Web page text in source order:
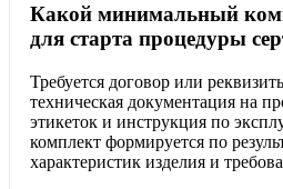
Какой минимальный
для старта процедуры
Требуется договор или
техническая документация на
этикеток и инструкция по
комплект формируется по
характеристик изделия и